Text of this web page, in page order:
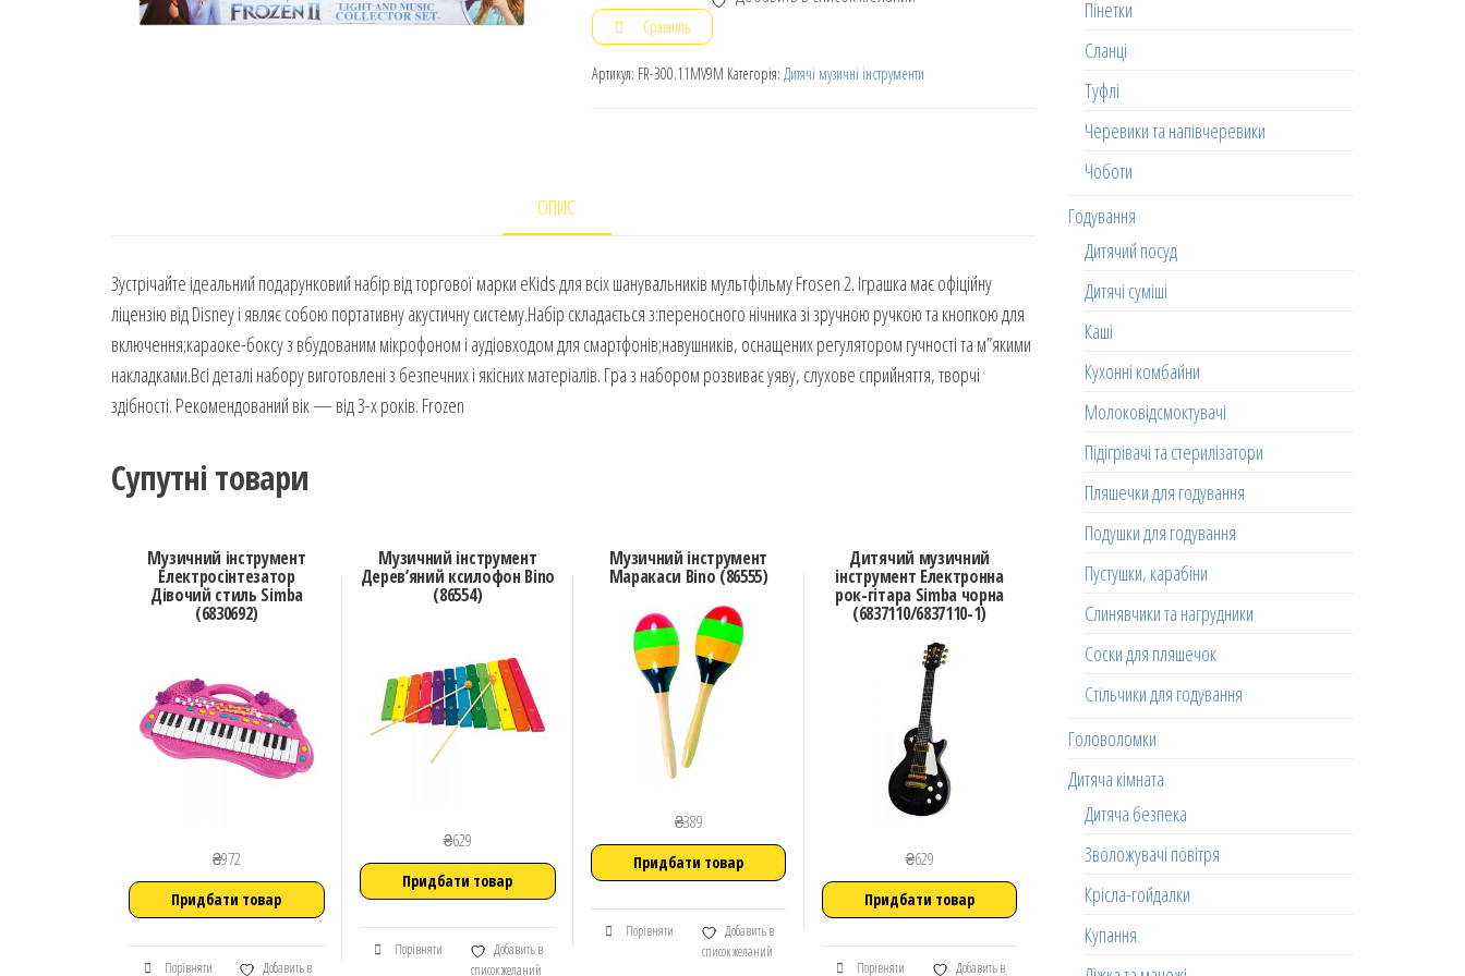
Сравнить
Артикул: FR-300.11MV9M Категорія: Дитячі музичні інструменти
ОПИС
Зустрічайте ідеальний подарунковий набір від торгової марки eKids для всіх шанувальників мультфільму Frosen 2. Іграшка має офіційну
ліцензію від Disney і являє собою портативну акустичну систему.Набір складається з:переносного нічника зі зручною ручкою та кнопкою для
включення;караоке-боксу з вбудованим мікрофоном і аудіовходом для смартфонів;навушників, оснащених регулятором гучності та м”якими
накладками.Всі деталі набору виготовлені з безпечних і якісних матеріалів. Гра з набором розвиває уяву, слухове сприйняття, творчі
здібності. Рекомендований вік — від 3-х років. Frozen
Супутні товари
Музичний інструмент
Електросінтезатор
Дівочий стиль Simba
(6830692)
₴972
Придбати товар
Порівняти
Добавить в
Музичний інструмент
Дерев’яний ксилофон Bino
(86554)
₴629
Придбати товар
Порівняти
Добавить в
список желаний
Музичний інструмент
Маракаси Bino (86555)
₴389
Придбати товар
Порівняти
Добавить в
список желаний
Дитячий музичний
інструмент Електронна
рок-гітара Simba чорна
(6837110/6837110-1)
₴629
Придбати товар
Порівняти
Добавить в
Пінетки
Сланці
Туфлі
Черевики та напівчеревики
Чоботи
Годування
Дитячий посуд
Дитячі суміші
Каші
Кухонні комбайни
Молоковідсмоктувачі
Підігрівачі та стерилізатори
Пляшечки для годування
Подушки для годування
Пустушки, карабіни
Слинявчики та нагрудники
Соски для пляшечок
Стільчики для годування
Головоломки
Дитяча кімната
Дитяча безпека
Зволожувачі повітря
Крісла-гойдалки
Купання